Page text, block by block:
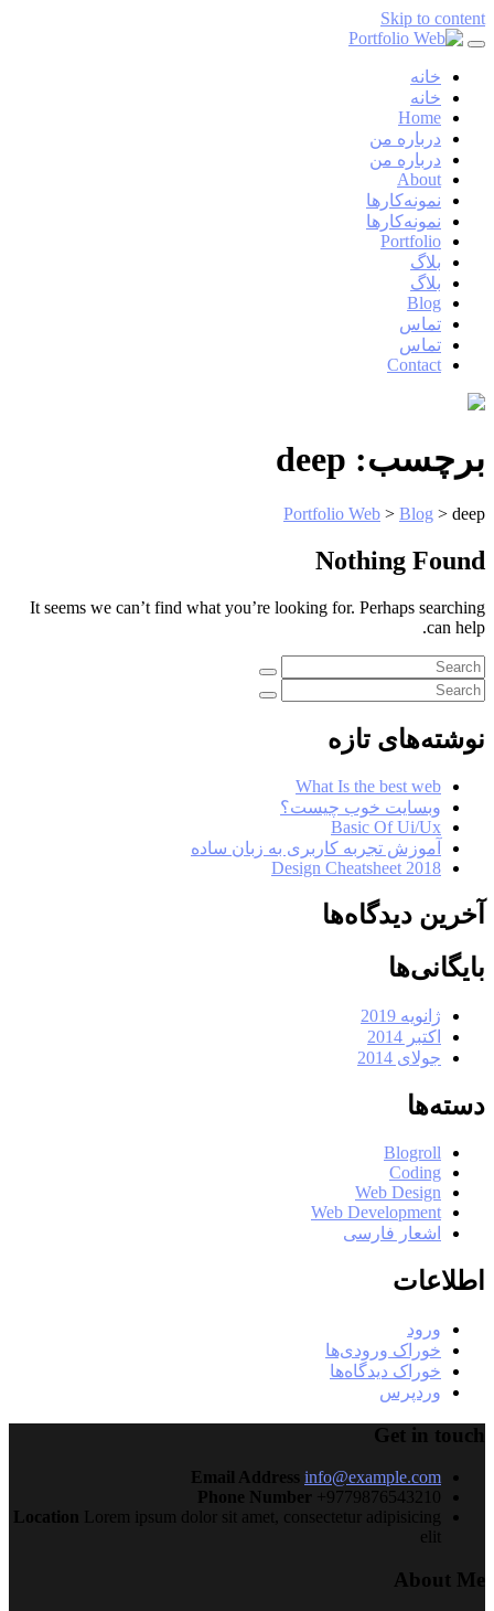
Skip to content
خانه
خانه
Home
درباره من
درباره من
About
نمونه‌کارها
نمونه‌کارها
Portfolio
بلاگ
بلاگ
Blog
تماس
تماس
Contact
برچسب: deep
Portfolio Web > Blog > deep
Nothing Found
It seems we can’t find what you’re looking for. Perhaps searching
can help.
نوشته‌های تازه
What Is the best web
وبسایت خوب چیست؟
Basic Of Ui/Ux
آموزش تجربه کاربری به زبان ساده
Design Cheatsheet 2018
آخرین دیدگاه‌ها
بایگانی‌ها
ژانویه 2019
اکتبر 2014
جولای 2014
دسته‌ها
Blogroll
Coding
Web Design
Web Development
اشعار فارسی
اطلاعات
ورود
خوراک ورودی‌ها
خوراک دیدگاه‌ها
وردپرس
Get in touch
Email Address info@example.com
Phone Number +9779876543210
Location Lorem ipsum dolor sit amet, consectetur adipisicing
elit
About Me